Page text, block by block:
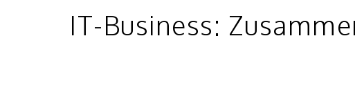
IT-Business: